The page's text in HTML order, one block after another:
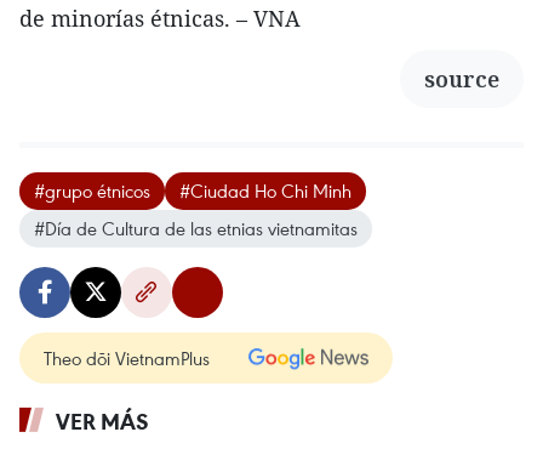
de minorías étnicas. – VNA
source
#grupo étnicos
#Ciudad Ho Chi Minh
#Día de Cultura de las etnias vietnamitas
Theo dõi VietnamPlus
VER MÁS